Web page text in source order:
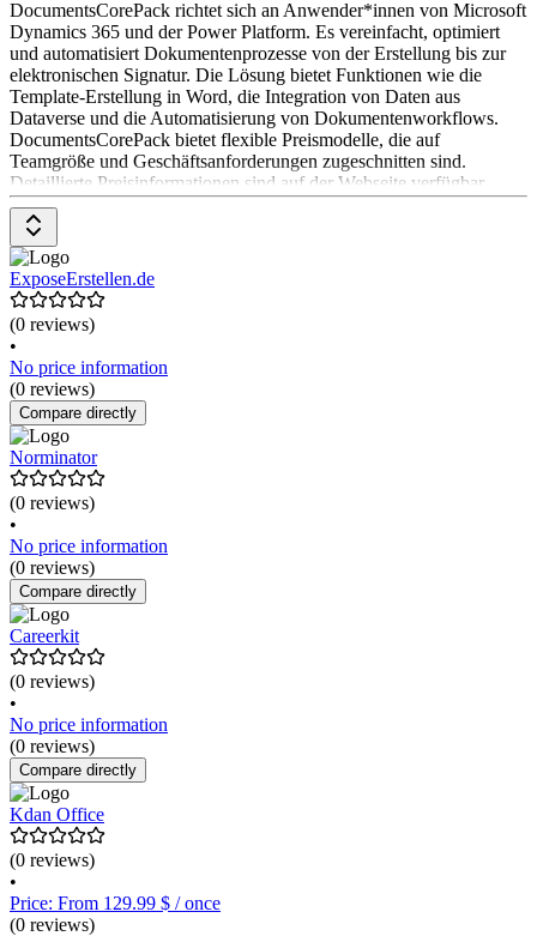
DocumentsCorePack richtet sich an Anwender*innen von Microsoft
Dynamics 365 und der Power Platform. Es vereinfacht, optimiert
und automatisiert Dokumentenprozesse von der Erstellung bis zur
elektronischen Signatur. Die Lösung bietet Funktionen wie die
Template-Erstellung in Word, die Integration von Daten aus
Dataverse und die Automatisierung von Dokumentenworkflows.
DocumentsCorePack bietet flexible Preismodelle, die auf
Teamgröße und Geschäftsanforderungen zugeschnitten sind.
Detaillierte Preisinformationen sind auf der Webseite verfügbar.
ExposeErstellen.de
(0 reviews)
•
No price information
(0 reviews)
Compare directly
Norminator
(0 reviews)
•
No price information
(0 reviews)
Compare directly
Careerkit
(0 reviews)
•
No price information
(0 reviews)
Compare directly
Kdan Office
(0 reviews)
•
Price: From 129.99 $ / once
(0 reviews)